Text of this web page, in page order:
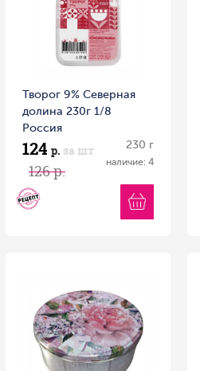
Творог 9% Северная
долина 230г 1/8
Россия
124 р. за шт
126 р.
230 г
наличие: 4